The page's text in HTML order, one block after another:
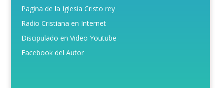
Pagina de la Iglesia Cristo rey
Radio Cristiana en Internet
Discipulado en Video Youtube
Facebook del Autor